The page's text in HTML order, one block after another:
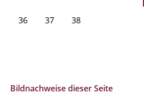
36 37 38
Bildnachweise dieser Seite